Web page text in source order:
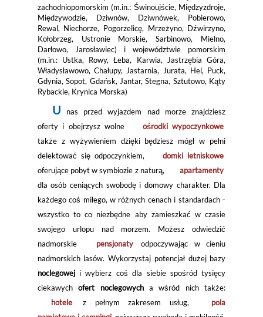
zachodniopomorskim (m.in.: Świnoujście, Międzyzdroje,
Międzywodzie, Dziwnów, Dziwnówek, Pobierowo,
Rewal, Niechorze, Pogorzelicę, Mrzeżyno, Dźwirzyno,
Kołobrzeg, Ustronie Morskie, Sarbinowo, Mielno,
Darłowo, Jarosławiec) i województwie pomorskim
(m.in.: Ustka, Rowy, Łeba, Karwia, Jastrzębia Góra,
Władysławowo, Chałupy, Jastarnia, Jurata, Hel, Puck,
Gdynia, Sopot, Gdańsk, Jantar, Stegna, Sztutowo, Kąty
Rybackie, Krynica Morska)
U nas przed wyjazdem nad morze znajdziesz
oferty i obejrzysz wolne
ośrodki wypoczynkowe
także z wyżywieniem dzięki będziesz mógł w pełni
delektować się odpoczynkiem,
domki letniskowe
oferujące pobyt w symbiozie z naturą,
apartamenty
dla osób ceniących swobodę i domowy charakter. Dla
każdego coś miłego, w różnych cenach i standardach -
wszystko to co niezbędne aby zamieszkać w czasie
swojego urlopu nad morzem. Możesz odwiedzić
nadmorskie
pensjonaty
odpoczywając w cieniu
nadmorskich lasów. Wykorzystaj potencjał dużej bazy
noclegoweji wybierz coś dla siebie spośród tysięcy
ciekawychofert noclegowycha wśród nich także:
hotele
z pełnym zakresem usług,
pola